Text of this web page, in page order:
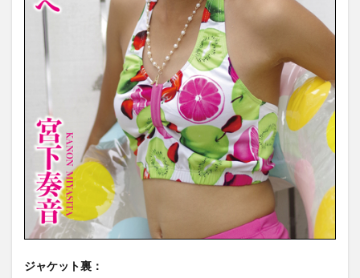
ジャケット裏：